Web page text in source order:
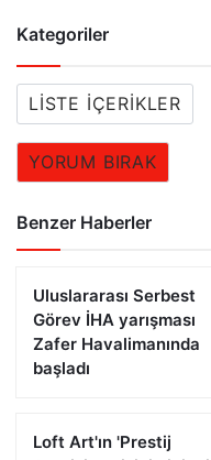
Kategoriler
LISTE İÇERIKLER
YORUM BIRAK
Benzer Haberler
Uluslararası Serbest
Görev İHA yarışması
Zafer Havalimanında
başladı
Loft Art'ın 'Prestij